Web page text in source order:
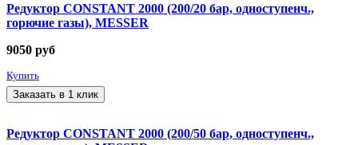
Редуктор CONSTANT 2000 (200/20 бар, одноступенч.,
горючие газы), MESSER
9050 руб
Купить
Заказать в 1 клик
Редуктор CONSTANT 2000 (200/50 бар, одноступенч.,